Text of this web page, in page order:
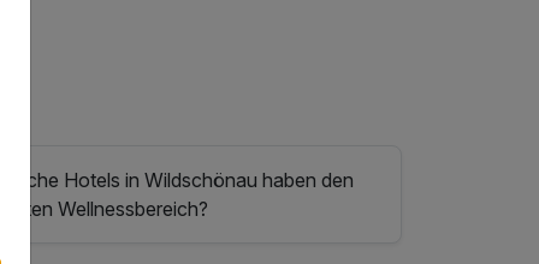
Welche Hotels in Wildschönau haben den
besten Wellnessbereich?